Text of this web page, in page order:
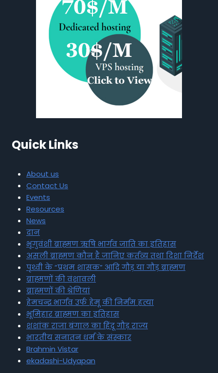
Quick Links
About us
Contact Us
Events
Resources
News
दान
भृगुवंशी ब्राह्मण ऋषि भार्गव जाति का इतिहास
असली ब्राह्मण कौन है जानिए कर्तव्य तथा दिशा निर्देश
पृथ्वी के “प्रथम शासक” आदि गौड़ या गौड़ ब्राह्मण
ब्राह्मणों की वंशावली
ब्राह्मणों की श्रेणियां
हेमचन्द्र भार्गव उर्फ हेमू की निर्मम हत्या
भूमिहार ब्राह्मण का इतिहास
शशांक राजा बंगाल का हिंदू गौड़ राज्य
भारतीय सनातन धर्म के संस्कार
Brahmin Vistar
ekadashi-Udyapan